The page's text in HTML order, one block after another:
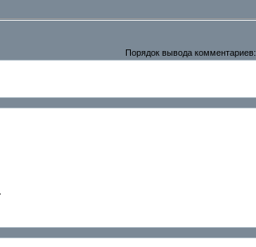
Порядок вывода комментариев: